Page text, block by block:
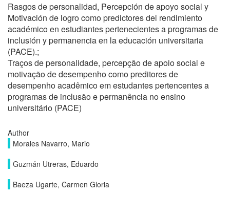
Rasgos de personalidad, Percepción de apoyo social y
Motivación de logro como predictores del rendimiento
académico en estudiantes pertenecientes a programas de
inclusión y permanencia en la educación universitaria
(PACE).;
Traços de personalidade, percepção de apoio social e
motivação de desempenho como preditores de
desempenho acadêmico em estudantes pertencentes a
programas de inclusão e permanência no ensino
universitário (PACE)
Author
Morales Navarro, Mario
Guzmán Utreras, Eduardo
Baeza Ugarte, Carmen Gloria